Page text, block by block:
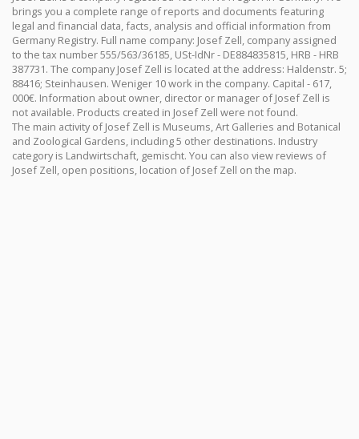
brings you a complete range of reports and documents featuring
legal and financial data, facts, analysis and official information from
Germany Registry. Full name company: Josef Zell, company assigned
to the tax number 555/563/36185, USt-IdNr - DE884835815, HRB - HRB
387731. The company Josef Zell is located at the address: Haldenstr. 5;
88416; Steinhausen. Weniger 10 work in the company. Capital - 617,
000€. Information about owner, director or manager of Josef Zell is
not available. Products created in Josef Zell were not found.
The main activity of Josef Zell is Museums, Art Galleries and Botanical
and Zoological Gardens, including 5 other destinations. Industry
category is Landwirtschaft, gemischt. You can also view reviews of
Josef Zell, open positions, location of Josef Zell on the map.